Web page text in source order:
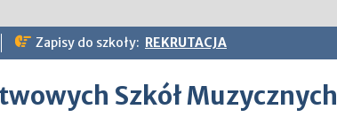
Zapisy do szkoły: REKRUTACJA
Szkół Muzycznych